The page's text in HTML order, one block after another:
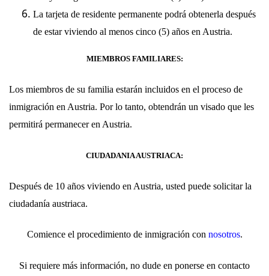
La tarjeta de residente permanente podrá obtenerla después
de estar viviendo al menos cinco (5) años en Austria.
MIEMBROS FAMILIARES:
Los miembros de su familia estarán incluidos en el proceso de
inmigración en Austria. Por lo tanto, obtendrán un visado que les
permitirá permanecer en Austria.
CIUDADANIA AUSTRIACA:
Después de 10 años viviendo en Austria, usted puede solicitar la
ciudadanía austriaca.
Comience el procedimiento de inmigración con nosotros.
Si requiere más información, no dude en ponerse en contacto